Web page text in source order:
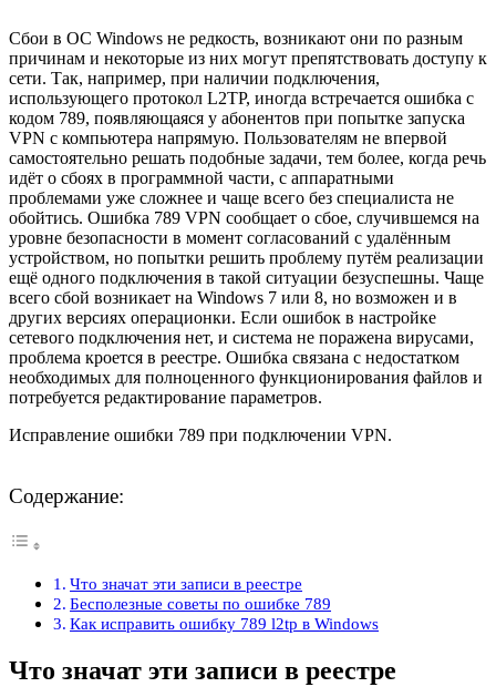
Сбои в ОС Windows не редкость, возникают они по разным
причинам и некоторые из них могут препятствовать доступу к
сети. Так, например, при наличии подключения,
использующего протокол L2TP, иногда встречается ошибка с
кодом 789, появляющаяся у абонентов при попытке запуска
VPN с компьютера напрямую. Пользователям не впервой
самостоятельно решать подобные задачи, тем более, когда речь
идёт о сбоях в программной части, с аппаратными
проблемами уже сложнее и чаще всего без специалиста не
обойтись. Ошибка 789 VPN сообщает о сбое, случившемся на
уровне безопасности в момент согласований с удалённым
устройством, но попытки решить проблему путём реализации
ещё одного подключения в такой ситуации безуспешны. Чаще
всего сбой возникает на Windows 7 или 8, но возможен и в
других версиях операционки. Если ошибок в настройке
сетевого подключения нет, и система не поражена вирусами,
проблема кроется в реестре. Ошибка связана с недостатком
необходимых для полноценного функционирования файлов и
потребуется редактирование параметров.
Исправление ошибки 789 при подключении VPN.
Содержание:
Что значат эти записи в реестре
Бесполезные советы по ошибке 789
Как исправить ошибку 789 l2tp в Windows
Что значат эти записи в реестре